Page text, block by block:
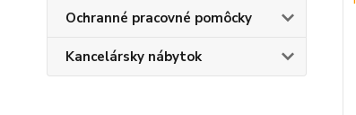
Ochranné pracovné pomôcky
Kancelársky nábytok